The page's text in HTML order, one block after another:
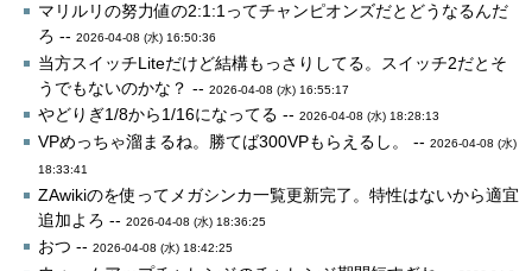
マリルリの努力値の2:1:1ってチャンピオンズだとどうなるんだ
ろ --2026-04-08 (水) 16:50:36
当方スイッチLiteだけど結構もっさりしてる。スイッチ2だとそ
うでもないのかな？ --2026-04-08 (水) 16:55:17
やどりぎ1/8から1/16になってる --2026-04-08 (水) 18:28:13
VPめっちゃ溜まるね。勝てば300VPもらえるし。 --2026-04-08 (水)
18:33:41
ZAwikiのを使ってメガシンカ一覧更新完了。特性はないから適宜
追加よろ --2026-04-08 (水) 18:36:25
おつ --2026-04-08 (水) 18:42:25